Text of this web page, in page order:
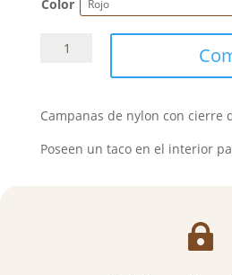
Color
Campanas
velcro
cantidad
Campanas de nylon con cierre
Poseen un taco en el interior
